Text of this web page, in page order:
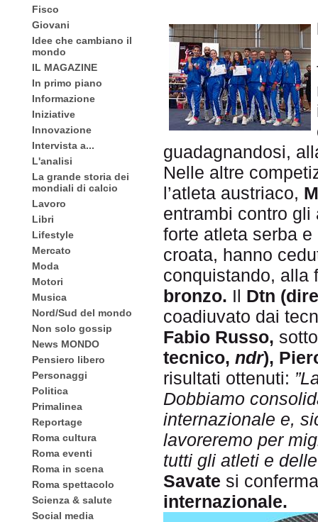
Fisco
Giovani
Idee che cambiano il
mondo
IL MAGAZINE
In primo piano
Informazione
Iniziative
Innovazione
Intervista a...
L'analisi
La grande storia dei
mondiali di calcio
Lavoro
Libri
Lifestyle
Mercato
Moda
Motori
Musica
Nord/Sud del mondo
Non solo gossip
News MONDO
Pensiero libero
Personaggi
Politica
Primalinea
Reportage
Roma cultura
Roma eventi
Roma in scena
Roma spettacolo
Scienza & salute
Social media
guadagnandosi,
Nelle altre
l’atleta austriaco,
entrambi contro
forte atleta serba e
croata, hanno
conquistando,
bronzo. Il Dtn
coadiuvato dai
Fabio Russo,
tecnico, ndr),
risultati ottenuti:
Dobbiamo
internazionale e,
lavoreremo per
tutti gli atleti e
Savate si
internazionale.